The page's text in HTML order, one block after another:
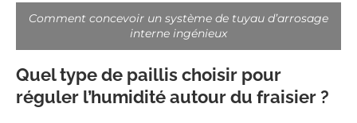
Comment concevoir un système de tuyau d’arrosage
interne ingénieux
Quel type de paillis choisir pour
réguler l’humidité autour du fraisier ?